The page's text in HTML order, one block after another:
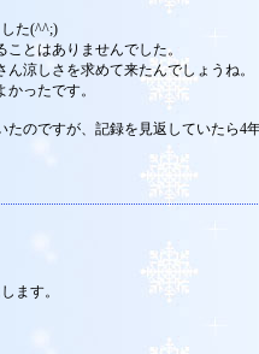
た(^^;)
とはありませんでした。
涼しさを求めて来たんでしょうね。
ったです。
たのですが、記録を見返していたら4
ます。